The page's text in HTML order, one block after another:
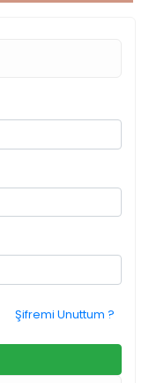
Şifremi Unuttum ?